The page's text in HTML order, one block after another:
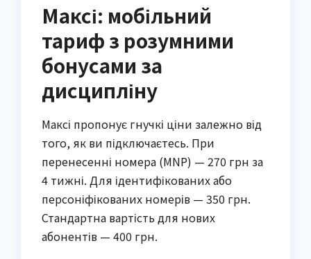
Максі: мобільний
тариф з розумними
бонусами за
дисципліну
Максі пропонує гнучкі ціни залежно від
того, як ви підключаєтесь. При
перенесенні номера (MNP) — 270 грн за
4 тижні. Для ідентифікованих або
персоніфікованих номерів — 350 грн.
Стандартна вартість для нових
абонентів — 400 грн.